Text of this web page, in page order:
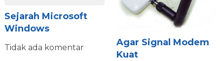
Sejarah Microsoft
Windows
Tidak ada komentar
Agar Signal Modem
Kuat